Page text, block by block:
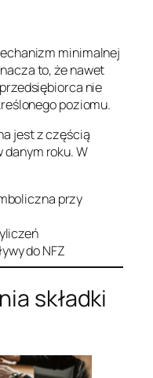
minimalnej
to, że nawet
nie
poziomu.
jest z częścią
roku. W
przy
do NFZ
składki